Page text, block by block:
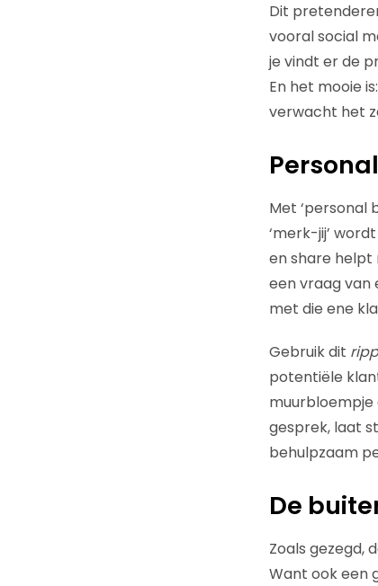
Dit
vooral social
je vindt er de
En het mooie
verwacht het
Met ‘personal
‘merk-jij’
en share helpt
een vraag van
met die ene
Gebruik dit
potentiële
muurbloempje
gesprek, laat
behulpzaam
De
Zoals gezegd,
Want ook een